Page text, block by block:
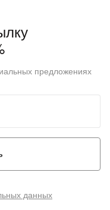
предложениях
данных